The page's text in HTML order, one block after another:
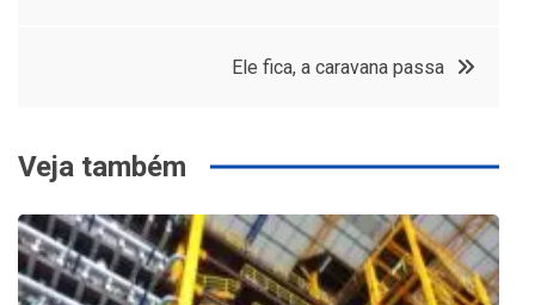
Ele fica, a caravana passa
Veja também